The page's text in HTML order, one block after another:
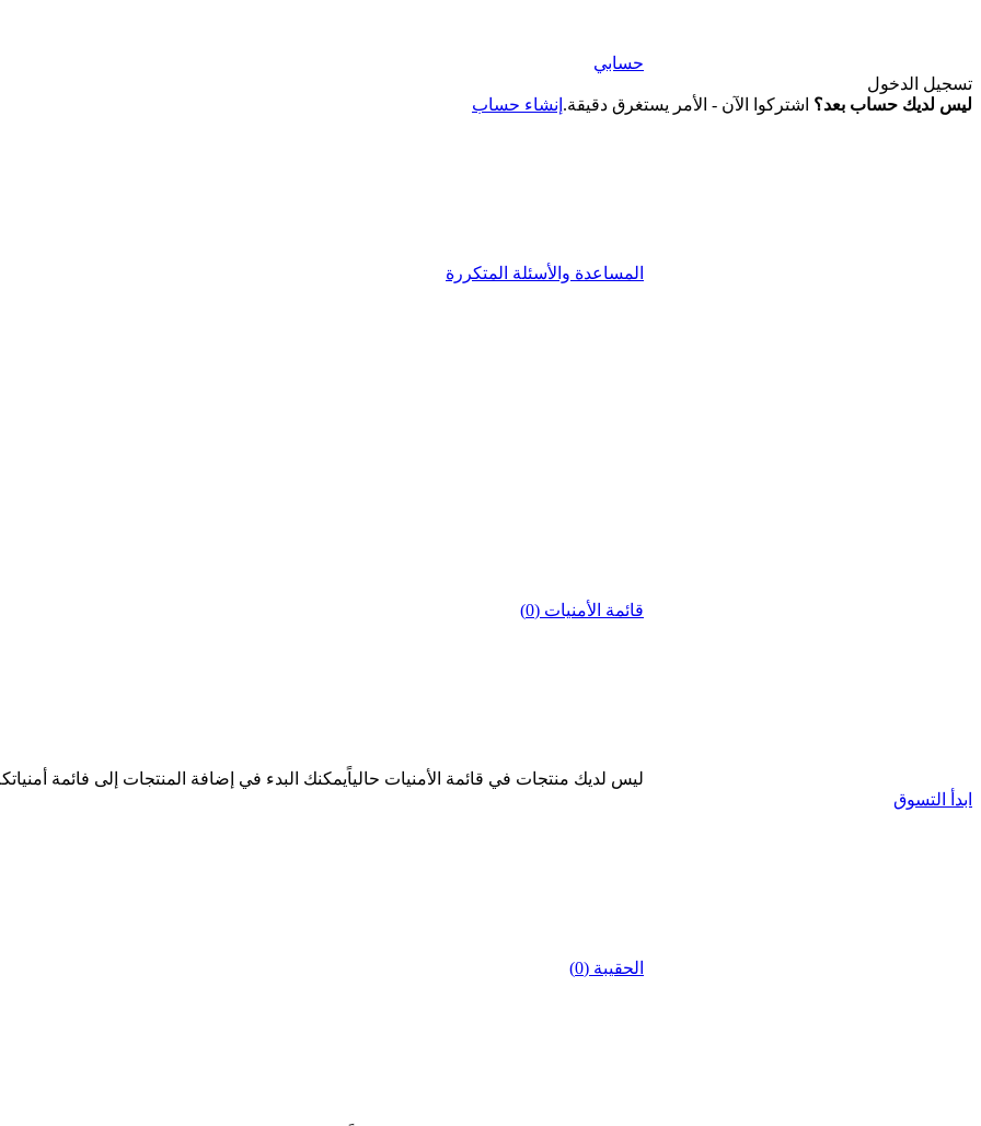
حسابي
تسجيل الدخول
ليس لديك حساب بعد؟ اشتركوا الآن - الأمر يستغرق دقيقة. إنشاء حساب
المساعدة والأسئلة المتكررة
قائمة الأمنيات (0)
ليس لديك منتجات في قائمة الأمنيات حالياًيمكنك البدء في إضافة المنتجات إلى فائمة
ابدأ التسوق
الحقيبة (0)